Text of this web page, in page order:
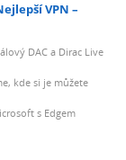
VPN –
DAC a Dirac Live
kde si je můžete
s Edgem